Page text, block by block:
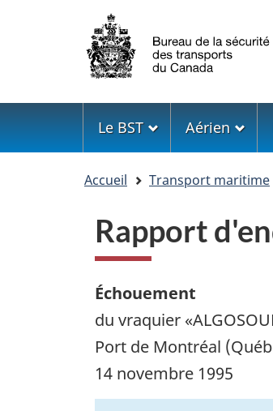
Sélection
de
la
langue
Menu
Le BST Aérien
Accueil Transport maritime
Rapport
Échouement
du vraquier
Port de Montréal
14 novembre 1995